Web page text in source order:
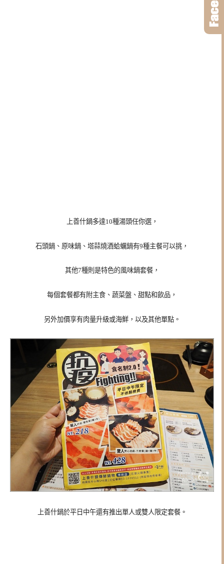
上善什鍋多達10種湯頭任你選，
石頭鍋、原味鍋、塔蒜燒酒蛤蠣鍋有9種主餐可以挑，
其他7種則是特色的風味鍋套餐，
每個套餐都有附主食、蔬菜盤、甜點和飲品，
另外加價享有肉量升級或海鮮，以及其他單點。
上善什鍋於平日中午還有推出單人或雙人限定套餐。